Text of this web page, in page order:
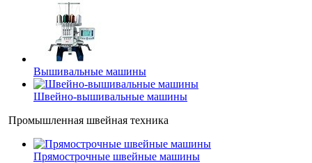
Вышивальные машины
Швейно-вышивальные машины
Промышленная швейная техника
Прямострочные швейные машины